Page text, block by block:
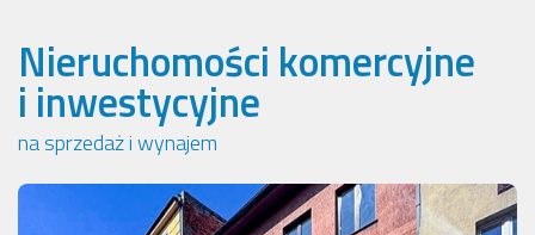
Nieruchomości komercyjne
i inwestycyjne
na sprzedaż i wynajem